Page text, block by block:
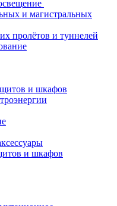
и магистральных
пролётов и туннелей
и шкафов
и шкафов